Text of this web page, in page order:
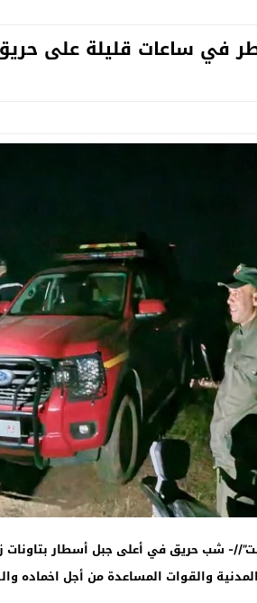
في ساعات قليلة على
والقوات المساعدة من أجل اخماده